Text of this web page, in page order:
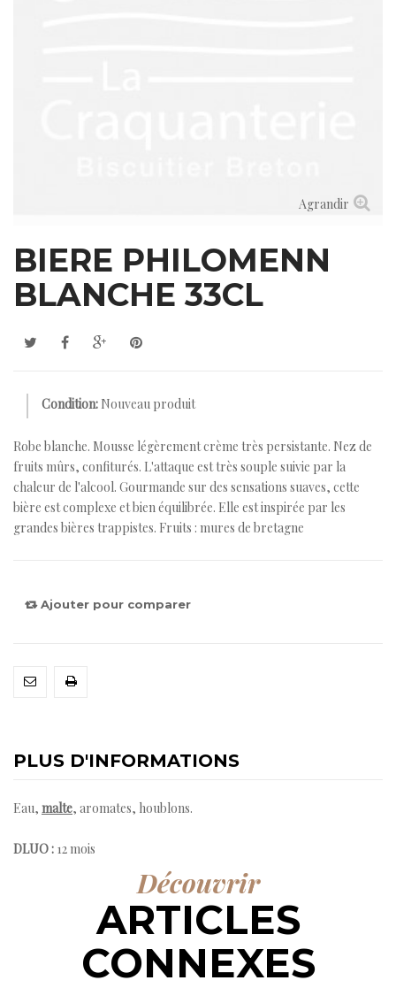
Agrandir
BIERE PHILOMENN
BLANCHE 33CL
Condition: Nouveau produit
Robe blanche. Mousse légèrement crème très persistante. Nez de
fruits mûrs, confiturés. L'attaque est très souple suivie par la
chaleur de l'alcool. Gourmande sur des sensations suaves, cette
bière est complexe et bien équilibrée. Elle est inspirée par les
grandes bières trappistes. Fruits : mures de bretagne
Ajouter pour comparer
PLUS D'INFORMATIONS
Eau, malte, aromates, houblons.
DLUO : 12 mois
Découvrir
ARTICLES
CONNEXES